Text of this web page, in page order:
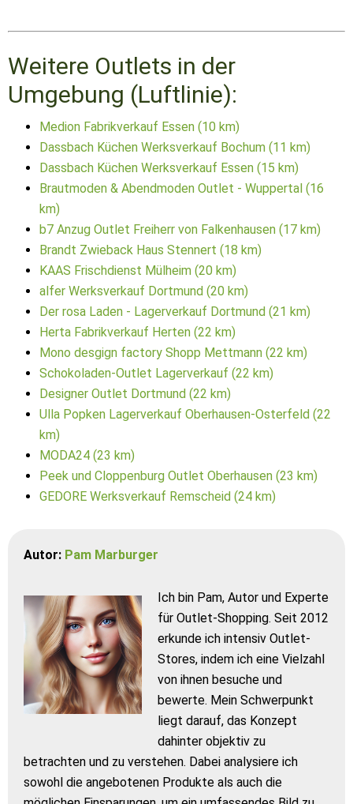
Weitere Outlets in der
Umgebung (Luftlinie):
Medion Fabrikverkauf Essen (10 km)
Dassbach Küchen Werksverkauf Bochum (11 km)
Dassbach Küchen Werksverkauf Essen (15 km)
Brautmoden & Abendmoden Outlet - Wuppertal (16
km)
b7 Anzug Outlet Freiherr von Falkenhausen (17 km)
Brandt Zwieback Haus Stennert (18 km)
KAAS Frischdienst Mülheim (20 km)
alfer Werksverkauf Dortmund (20 km)
Der rosa Laden - Lagerverkauf Dortmund (21 km)
Herta Fabrikverkauf Herten (22 km)
Mono desgign factory Shopp Mettmann (22 km)
Schokoladen-Outlet Lagerverkauf (22 km)
Designer Outlet Dortmund (22 km)
Ulla Popken Lagerverkauf Oberhausen-Osterfeld (22
km)
MODA24 (23 km)
Peek und Cloppenburg Outlet Oberhausen (23 km)
GEDORE Werksverkauf Remscheid (24 km)
Autor: Pam Marburger
Ich bin Pam, Autor und Experte
für Outlet-Shopping. Seit 2012
erkunde ich intensiv Outlet-
Stores, indem ich eine Vielzahl
von ihnen besuche und
bewerte. Mein Schwerpunkt
liegt darauf, das Konzept
dahinter objektiv zu
betrachten und zu verstehen. Dabei analysiere ich
sowohl die angebotenen Produkte als auch die